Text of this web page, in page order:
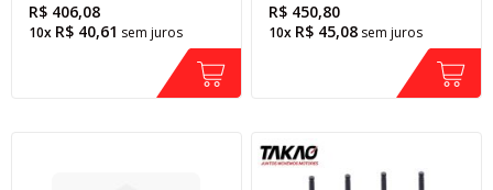
R$ 406,08
10x R$ 40,61 sem juros
R$ 450,80
10x R$ 45,08 sem juros